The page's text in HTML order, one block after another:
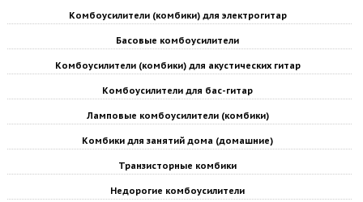
Комбоусилители (комбики) для электрогитар
Басовые комбоусилители
Комбоусилители (комбики) для акустических гитар
Комбоусилители для бас-гитар
Ламповые комбоусилители (комбики)
Комбики для занятий дома (домашние)
Транзисторные комбики
Недорогие комбоусилители